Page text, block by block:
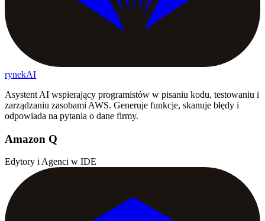
rynekAI
Asystent AI wspierający programistów w pisaniu kodu, testowaniu i
zarządzaniu zasobami AWS. Generuje funkcje, skanuje błędy i
odpowiada na pytania o dane firmy.
Amazon Q
Edytory i Agenci w IDE